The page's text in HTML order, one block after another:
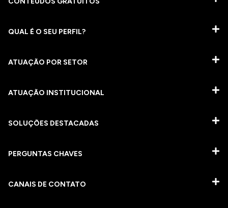
QUAL É O SEU PERFIL?
ATUAÇÃO POR SETOR
ATUAÇÃO INSTITUCIONAL
SOLUÇÕES DESTACADAS
PERGUNTAS CHAVES​
CANAIS DE CONTATO